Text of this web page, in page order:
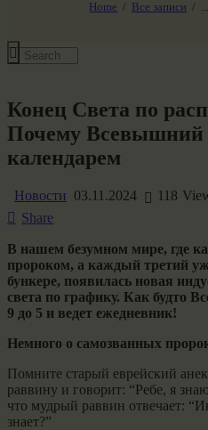
Home Все записи
Конец Света по
Почему Всевышний
календарем
Новости 03.11.2024 118
Share
В нашем безумном мире, где
пророком, а каждый третий
бункере, появилась новая
света по графику. Как будто
9 до 5 и ведет ежедневник!
Немного о самозванных
Помните старый еврейский
раввину и говорит: “Ребе, я
что мудрый раввин отвечает:
знает?”